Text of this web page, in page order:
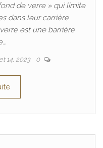
de verre » qui limite
dans leur carrière
est une barrière
14, 2023 0